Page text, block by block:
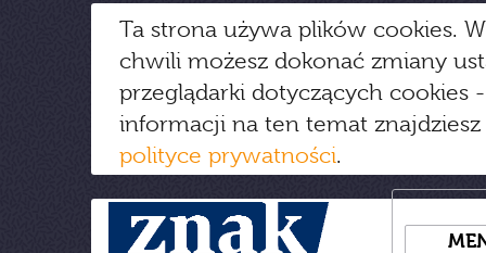
Ta strona używa plików cookies.
chwili możesz dokonać zmiany
przeglądarki dotyczących cookies
informacji na ten temat
polityce prywatności.